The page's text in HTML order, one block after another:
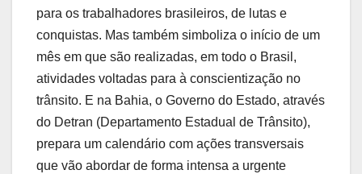
para os trabalhadores brasileiros, de lutas e
conquistas. Mas também simboliza o início de um
mês em que são realizadas, em todo o Brasil,
atividades voltadas para à conscientização no
trânsito. E na Bahia, o Governo do Estado, através
do Detran (Departamento Estadual de Trânsito),
prepara um calendário com ações transversais
que vão abordar de forma intensa a urgente